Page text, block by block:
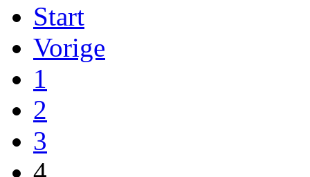
Start
Vorige
1
2
3